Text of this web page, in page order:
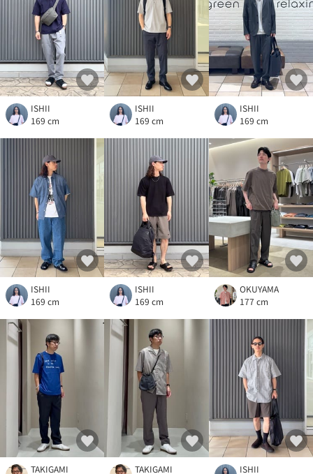
ISHII
169 cm
ISHII
169 cm
ISHII
169 cm
ISHII
169 cm
ISHII
169 cm
OKUYAMA
177 cm
TAKIGAMI
TAKIGAMI
ISHII